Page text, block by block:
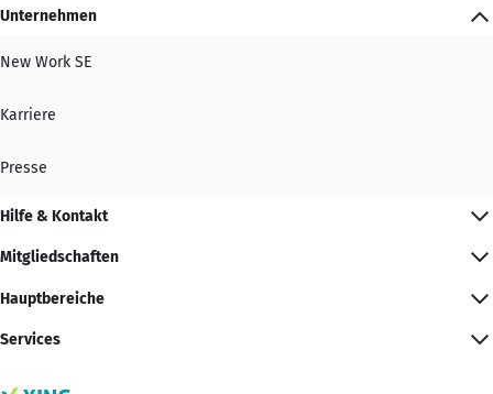
Unternehmen
New Work SE
Karriere
Presse
Hilfe & Kontakt
Mitgliedschaften
Hauptbereiche
Services